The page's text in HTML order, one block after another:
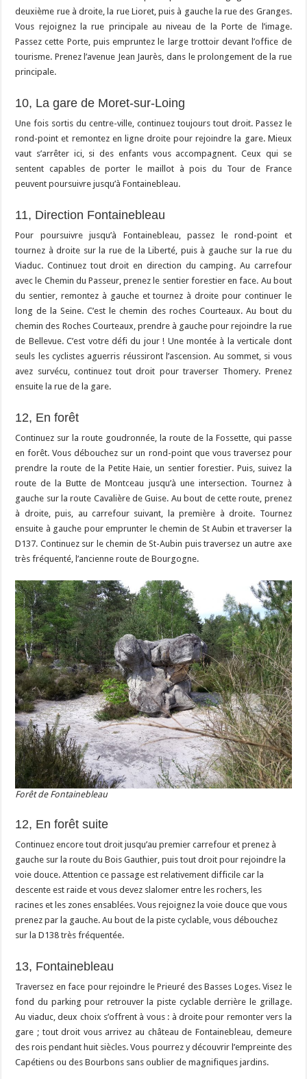
deuxième rue à droite, la rue Lioret, puis à gauche la rue des Granges.
Vous rejoignez la rue principale au niveau de la Porte de l’image.
Passez cette Porte, puis empruntez le large trottoir devant l’office de
tourisme. Prenez l’avenue Jean Jaurès, dans le prolongement de la rue
principale.
10, La gare de Moret-sur-Loing
Une fois sortis du centre-ville, continuez toujours tout droit. Passez le
rond-point et remontez en ligne droite pour rejoindre la gare. Mieux
vaut s’arrêter ici, si des enfants vous accompagnent. Ceux qui se
sentent capables de porter le maillot à pois du Tour de France
peuvent poursuivre jusqu’à Fontainebleau.
11, Direction Fontainebleau
Pour poursuivre jusqu’à Fontainebleau, passez le rond-point et
tournez à droite sur la rue de la Liberté, puis à gauche sur la rue du
Viaduc. Continuez tout droit en direction du camping. Au carrefour
avec le Chemin du Passeur, prenez le sentier forestier en face. Au bout
du sentier, remontez à gauche et tournez à droite pour continuer le
long de la Seine. C’est le chemin des roches Courteaux. Au bout du
chemin des Roches Courteaux, prendre à gauche pour rejoindre la rue
de Bellevue. C’est votre défi du jour ! Une montée à la verticale dont
seuls les cyclistes aguerris réussiront l’ascension. Au sommet, si vous
avez survécu, continuez tout droit pour traverser Thomery. Prenez
ensuite la rue de la gare.
12, En forêt
Continuez sur la route goudronnée, la route de la Fossette, qui passe
en forêt. Vous débouchez sur un rond-point que vous traversez pour
prendre la route de la Petite Haie, un sentier forestier. Puis, suivez la
route de la Butte de Montceau jusqu’à une intersection. Tournez à
gauche sur la route Cavalière de Guise. Au bout de cette route, prenez
à droite, puis, au carrefour suivant, la première à droite. Tournez
ensuite à gauche pour emprunter le chemin de St Aubin et traverser la
D137. Continuez sur le chemin de St-Aubin puis traversez un autre axe
très fréquenté, l’ancienne route de Bourgogne.
Forêt de Fontainebleau
12, En forêt suite
Continuez encore tout droit jusqu’au premier carrefour et prenez à
gauche sur la route du Bois Gauthier, puis tout droit pour rejoindre la
voie douce. Attention ce passage est relativement difficile car la
descente est raide et vous devez slalomer entre les rochers, les
racines et les zones ensablées. Vous rejoignez la voie douce que vous
prenez par la gauche. Au bout de la piste cyclable, vous débouchez
sur la D138 très fréquentée.
13, Fontainebleau
Traversez en face pour rejoindre le Prieuré des Basses Loges. Visez le
fond du parking pour retrouver la piste cyclable derrière le grillage.
Au viaduc, deux choix s’offrent à vous : à droite pour remonter vers la
gare ; tout droit vous arrivez au château de Fontainebleau, demeure
des rois pendant huit siècles. Vous pourrez y découvrir l’empreinte des
Capétiens ou des Bourbons sans oublier de magnifiques jardins.